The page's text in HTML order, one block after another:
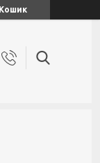
Кошик